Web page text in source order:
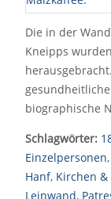
Die in der
Kneipps
biographische
Schlagwörter:
Einzelpersonen,
Hanf, Kirchen
Leinwand,